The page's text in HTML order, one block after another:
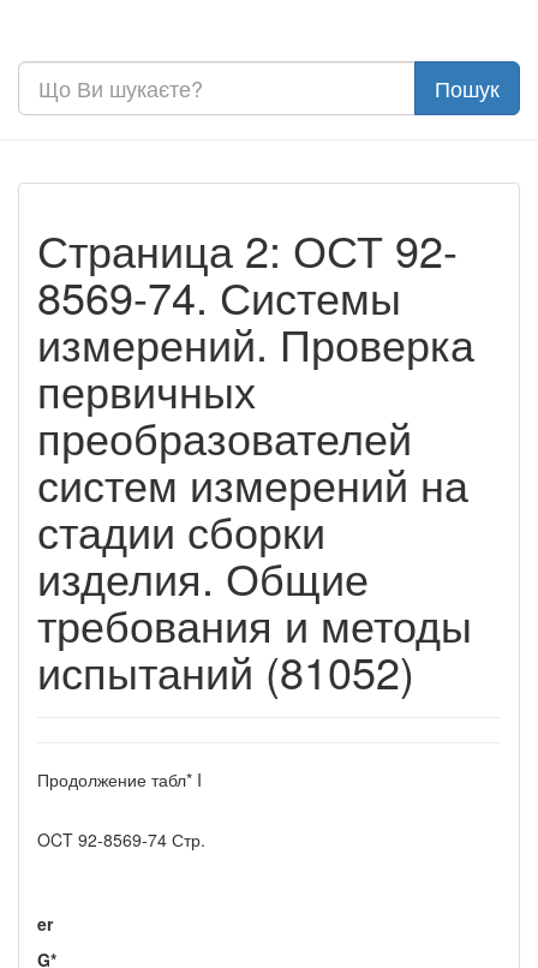
Страница 2: ОСТ 92-
8569-74. Системы
измерений. Проверка
первичных
преобразователей
систем измерений на
стадии сборки
изделия. Общие
требования и методы
испытаний (81052)
Продолжение табл* I
OCT 92-8569-74 Стр.
er
G*